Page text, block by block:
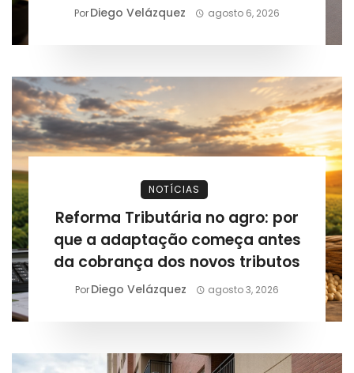
PorDiego Velázquez agosto 6, 2026
NOTÍCIAS
Reforma Tributária no agro: por
que a adaptação começa antes
da cobrança dos novos tributos
PorDiego Velázquez agosto 3, 2026